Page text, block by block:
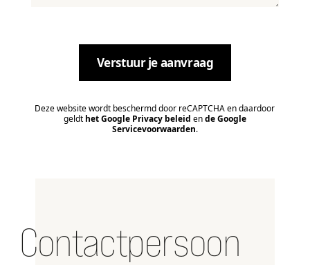
Deze website wordt beschermd door reCAPTCHA en daardoor
geldt het Google Privacy beleid ende Google
Servicevoorwaarden.
Contactpersoon